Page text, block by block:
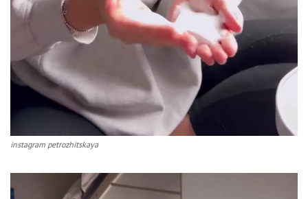
instagram petrozhitskaya